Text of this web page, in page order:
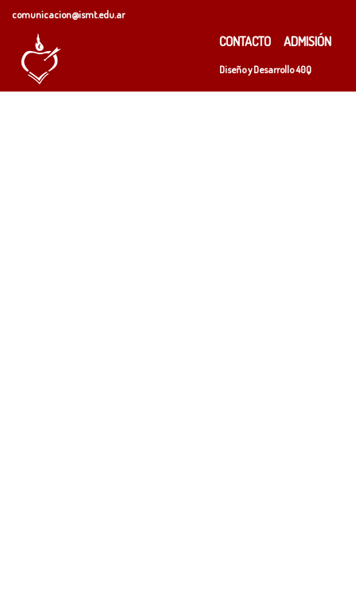
comunicacion@ismt.edu.ar
CONTACTO ADMISIÓN
Diseño y Desarrollo40Q